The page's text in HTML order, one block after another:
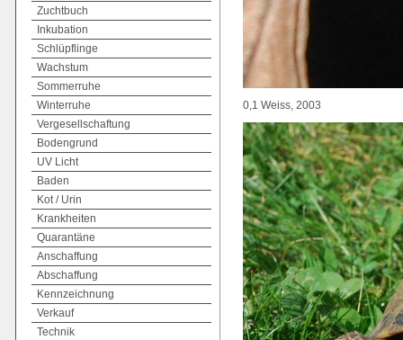
Zuchtbuch
Inkubation
Schlüpflinge
Wachstum
Sommerruhe
Winterruhe
Vergesellschaftung
Bodengrund
UV Licht
Baden
Kot / Urin
Krankheiten
Quarantäne
Anschaffung
Abschaffung
Kennzeichnung
Verkauf
Technik
0,1 Weiss, 2003